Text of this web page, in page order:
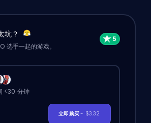
坑？
选手一起的游戏。
<30 分钟
立即购买- $3.32